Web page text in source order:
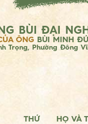
BÙI ĐẠI
ÔNG BÙI MINH
Trọng, Phường Đông
THỨ HỌ VÀ